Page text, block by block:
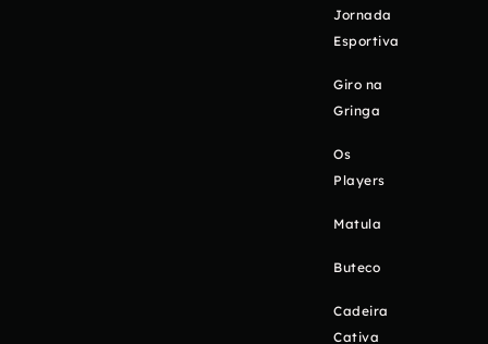
Jornada
Esportiva
Giro na
Gringa
Os
Players
Matula
Buteco
Cadeira
Cativa